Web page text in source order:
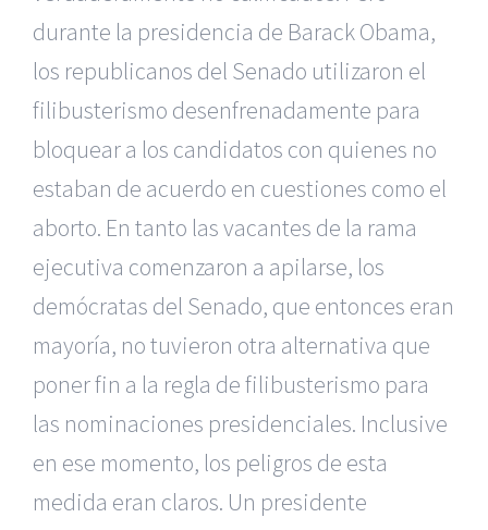
durante la presidencia de Barack Obama,
los republicanos del Senado utilizaron el
filibusterismo desenfrenadamente para
bloquear a los candidatos con quienes no
estaban de acuerdo en cuestiones como el
aborto. En tanto las vacantes de la rama
ejecutiva comenzaron a apilarse, los
demócratas del Senado, que entonces eran
mayoría, no tuvieron otra alternativa que
poner fin a la regla de filibusterismo para
las nominaciones presidenciales. Inclusive
en ese momento, los peligros de esta
medida eran claros. Un presidente